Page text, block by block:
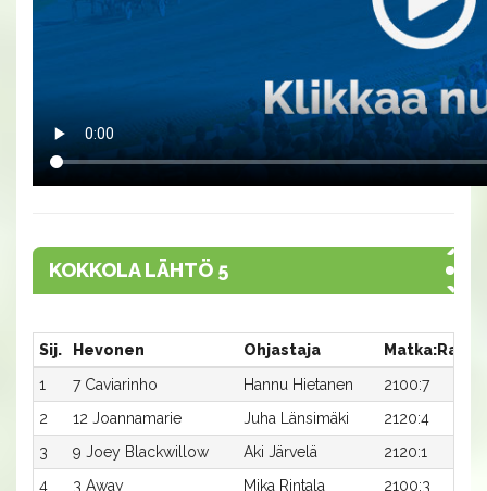
KOKKOLA LÄHTÖ 5
Sij. Hevonen Ohjastaja Matka:Rata
1
7 Caviarinho Hannu Hietanen 2100:7
2
12 Joannamarie Juha Länsimäki 2120:4
3
9 Joey Blackwillow Aki Järvelä 2120:1
4
3 Away Mika Rintala 2100:3